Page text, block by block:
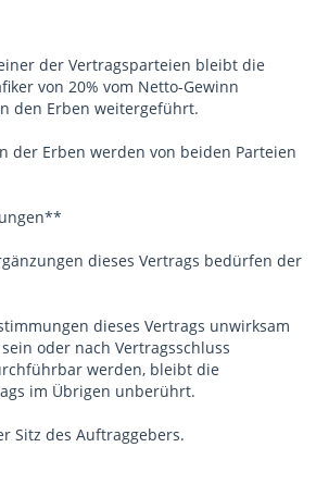
der Vertragsparteien bleibt die
von 20% vom Netto-Gewinn
den Erben weitergeführt.
der Erben werden von beiden Parteien
dieses Vertrags bedürfen der
dieses Vertrags unwirksam
oder nach Vertragsschluss
werden, bleibt die
im Übrigen unberührt.
Sitz des Auftraggebers.